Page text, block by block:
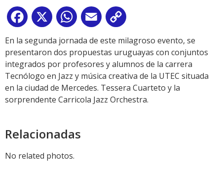
Facebook
X WhatsApp
Email
Link
En la segunda jornada de este milagroso evento, se
presentaron dos propuestas uruguayas con conjuntos
integrados por profesores y alumnos de la carrera
Tecnólogo en Jazz y música creativa de la UTEC situada
en la ciudad de Mercedes. Tessera Cuarteto y la
sorprendente Carricola Jazz Orchestra.
Relacionadas
No related photos.